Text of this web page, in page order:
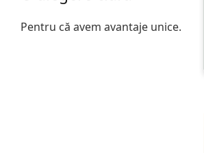
Pentru că avem avantaje unice.